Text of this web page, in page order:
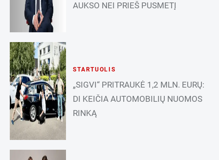
AUKSO NEI PRIEŠ PUSMETĮ
STARTUOLIS
„SIGVI“ PRITRAUKĖ 1,2 MLN. EURŲ:
DI KEIČIA AUTOMOBILIŲ NUOMOS
RINKĄ